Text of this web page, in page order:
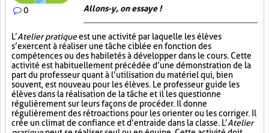
0 Allons-y, on essaye !
L’Atelier pratiqueest une activité par laquelle les élèves
s’exercent à réaliser une tâche ciblée en fonction des
compétences ou des habiletés à développer dans le cours. Cette
activité est habituellement précédée d’une démonstration de la
part du professeur quant à l’utilisation du matériel qui, bien
souvent, est nouveau pour les élèves. Le professeur guide les
élèves dans la réalisation de la tâche et il les questionne
régulièrement sur leurs façons de procéder. Il donne
régulièrement des rétroactions pour les orienter ou les corriger. Il
crée un climat de confiance et d’entraide dans la classe. L’Atelier